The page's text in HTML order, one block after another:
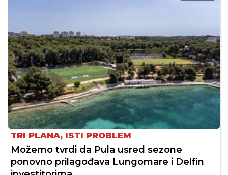
TRI PLANA, ISTI PROBLEM
Možemo tvrdi da Pula usred sezone
ponovno prilagođava Lungomare i Delfin